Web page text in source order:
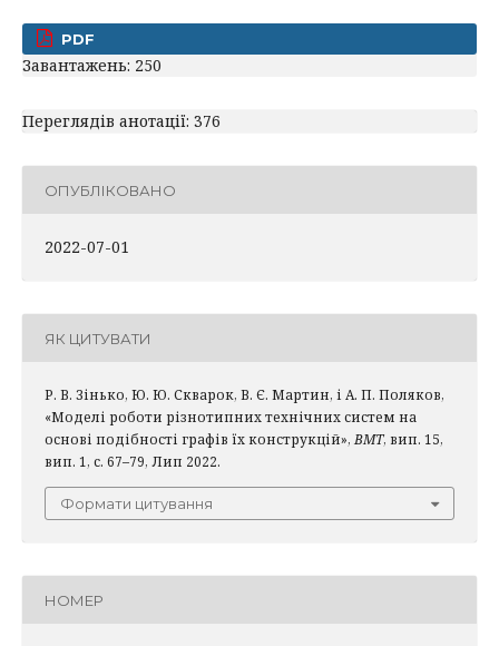
PDF
Завантажень: 250
Переглядів анотації: 376
ОПУБЛІКОВАНО
2022-07-01
ЯК ЦИТУВАТИ
Р. В. Зінько, Ю. Ю. Скварок, В. Є. Мартин, і А. П. Поляков,
«Моделі роботи різнотипних технічних систем на
основі подібності графів їх конструкцій», ВМТ, вип. 15,
вип. 1, с. 67–79, Лип 2022.
Формати цитування
НОМЕР